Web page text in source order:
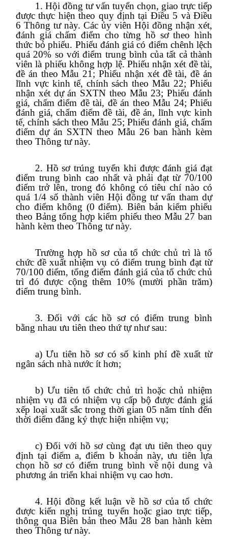
1. Hội đồng tư vấn tuyển chọn, giao trực tiếp
được thực hiện theo quy định tại Điều 5 và Điều
6 Thông tư này. Các ủy viên Hội đồng nhận xét,
đánh giá chấm điểm cho từng hồ sơ theo hình
thức bỏ phiếu. Phiếu đánh giá có điểm chênh lệch
quá 20% so với điểm trung bình của tất cả thành
viên là phiếu không hợp lệ. Phiếu nhận xét đề tài,
đề án theo Mẫu 21; Phiếu nhận xét đề tài, đề án
lĩnh vực kinh tế, chính sách theo Mẫu 22; Phiếu
nhận xét dự án SXTN theo Mẫu 23; Phiếu đánh
giá, chấm điểm đề tài, đề án theo Mẫu 24; Phiếu
đánh giá, chấm điểm đề tài, đề án, lĩnh vực kinh
tế, chính sách theo Mẫu 25; Phiếu đánh giá, chấm
điểm dự án SXTN theo Mẫu 26 ban hành kèm
theo Thông tư này.
2. Hồ sơ trúng tuyển khi được đánh giá đạt
điểm trung bình cao nhất và phải đạt từ 70/100
điểm trở lên, trong đó không có tiêu chí nào có
quá 1/4 số thành viên Hội đồng tư vấn tham dự
cho điểm không (0 điểm). Biên bản kiểm phiếu
theo Bảng tổng hợp kiểm phiếu theo Mẫu 27 ban
hành kèm theo Thông tư này.
Trường hợp hồ sơ của tổ chức chủ trì là tổ
chức đề xuất nhiệm vụ có điểm trung bình đạt từ
70/100 điểm, tổng điểm đánh giá của tổ chức chủ
trì đó được cộng thêm 10% (mười phần trăm)
điểm trung bình.
3. Đối với các hồ sơ có điểm trung bình
bằng nhau ưu tiên theo thứ tự như sau:
a) Ưu tiên hồ sơ có số kinh phí đề xuất từ
ngân sách nhà nước ít hơn;
b) Ưu tiên tổ chức chủ trì hoặc chủ nhiệm
nhiệm vụ đã có nhiệm vụ cấp bộ được đánh giá
xếp loại xuất sắc trong thời gian 05 năm tính đến
thời điểm đăng ký thực hiện nhiệm vụ;
c) Đối với hồ sơ cùng đạt ưu tiên theo quy
định tại điểm a, điểm b khoản này, ưu tiên lựa
chọn hồ sơ có điểm trung bình về nội dung và
phương án triển khai nhiệm vụ cao hơn.
4. Hội đồng kết luận về hồ sơ của tổ chức
được kiến nghị trúng tuyển hoặc giao trực tiếp,
thông qua Biên bản theo Mẫu 28 ban hành kèm
theo Thông tư này.